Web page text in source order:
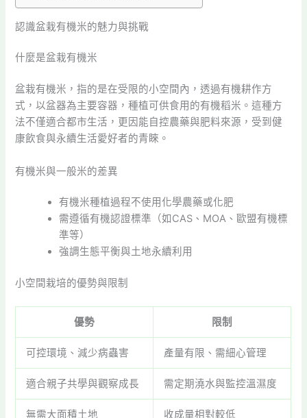
認識盆栽有機米的魅力與挑戰
什麼是盆栽有機米
盆栽有機米，指的是在受限的小空間內，透過有機耕作方
式，以盆器為主要容器，種植可供食用的有機稻米。這種方
法不僅適合都市生活，更因能自控農藥與肥料來源，受到健
康飲食與永續生活愛好者的青睞。
有機米與一般米的差異
有機米種植過程不使用化學農藥或化肥
需遵循有機認證標準（如CAS、MOA、歐盟有機標
準等）
強調生態平衡與土地永續利用
小空間栽培的優勢與限制
優勢 限制
可控環境、減少病蟲害 產量有限、需細心管理
適合親子共學與觀察成長 需定期澆水與監控溫濕度
無需大面積土地 收成量相對較低